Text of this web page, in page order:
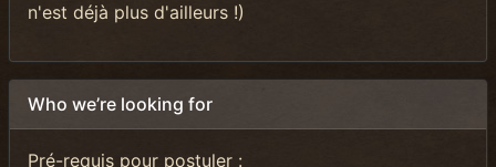
n'est déjà plus d'ailleurs !)
Who we’re looking for
Pré-requis pour postuler :​